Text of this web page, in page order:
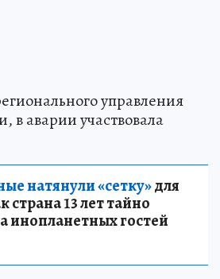
управления
в аварии участвовала
натянули «сетку»для
13 лет тайно
инопланетных гостей